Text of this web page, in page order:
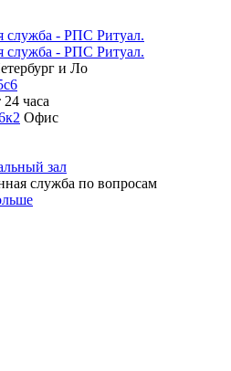
и Ло
24 часа
Офис
зал
служба по вопросам